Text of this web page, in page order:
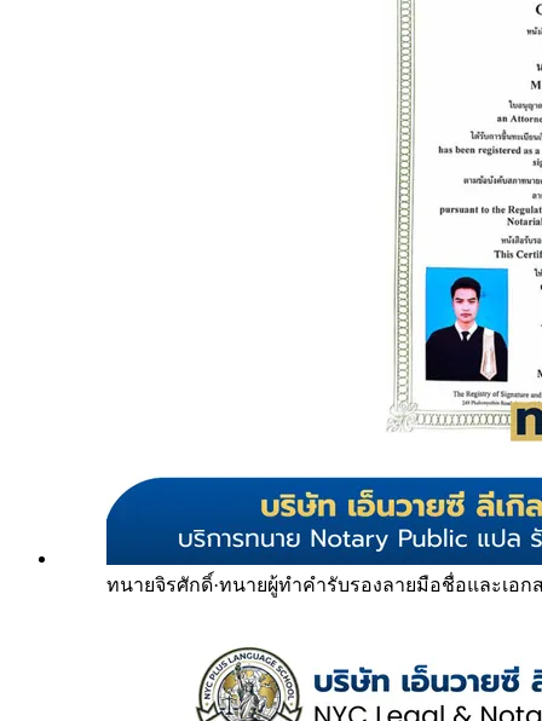
ทนายจิรศักดิ์·ทนายผู้ทำคำรับรองลายมือชื่อและเอก